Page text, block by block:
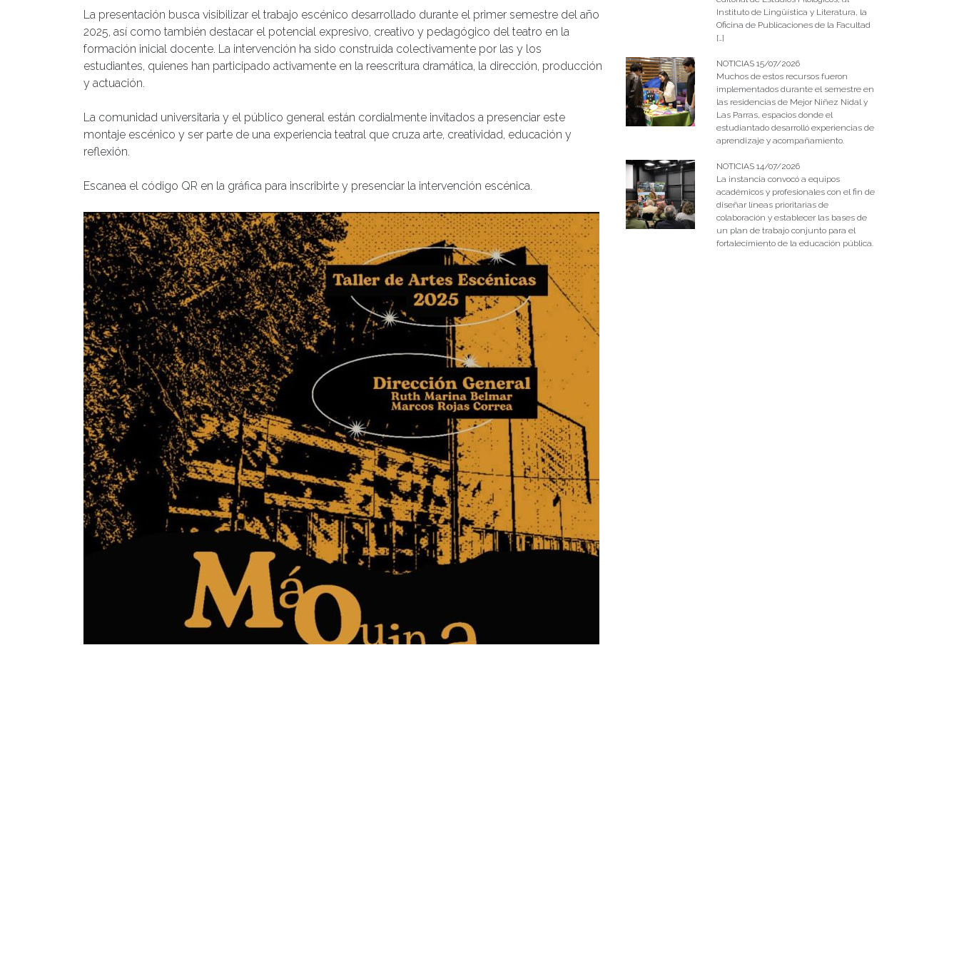
La presentación busca visibilizar el trabajo escénico desarrollado durante el primer semestre del año
2025, así como también destacar el potencial expresivo, creativo y pedagógico del teatro en la
formación inicial docente. La intervención ha sido construida colectivamente por las y los
estudiantes, quienes han participado activamente en la reescritura dramática, la dirección, producción
y actuación.
La comunidad universitaria y el público general están cordialmente invitados a presenciar este
montaje escénico y ser parte de una experiencia teatral que cruza arte, creatividad, educación y
reflexión.
Escanea el código QR en la gráfica para inscribirte y presenciar la intervención escénica.
Instituto de Lingüística y Literatura, la
Oficina de Publicaciones de la Facultad
[…]
NOTICIAS 15/07/2026
Muchos de estos recursos fueron
implementados durante el semestre en
las residencias de Mejor Niñez Nidal y
Las Parras, espacios donde el
estudiantado desarrolló experiencias de
aprendizaje y acompañamiento.
NOTICIAS 14/07/2026
La instancia convocó a equipos
académicos y profesionales con el fin de
diseñar líneas prioritarias de
colaboración y establecer las bases de
un plan de trabajo conjunto para el
fortalecimiento de la educación pública.